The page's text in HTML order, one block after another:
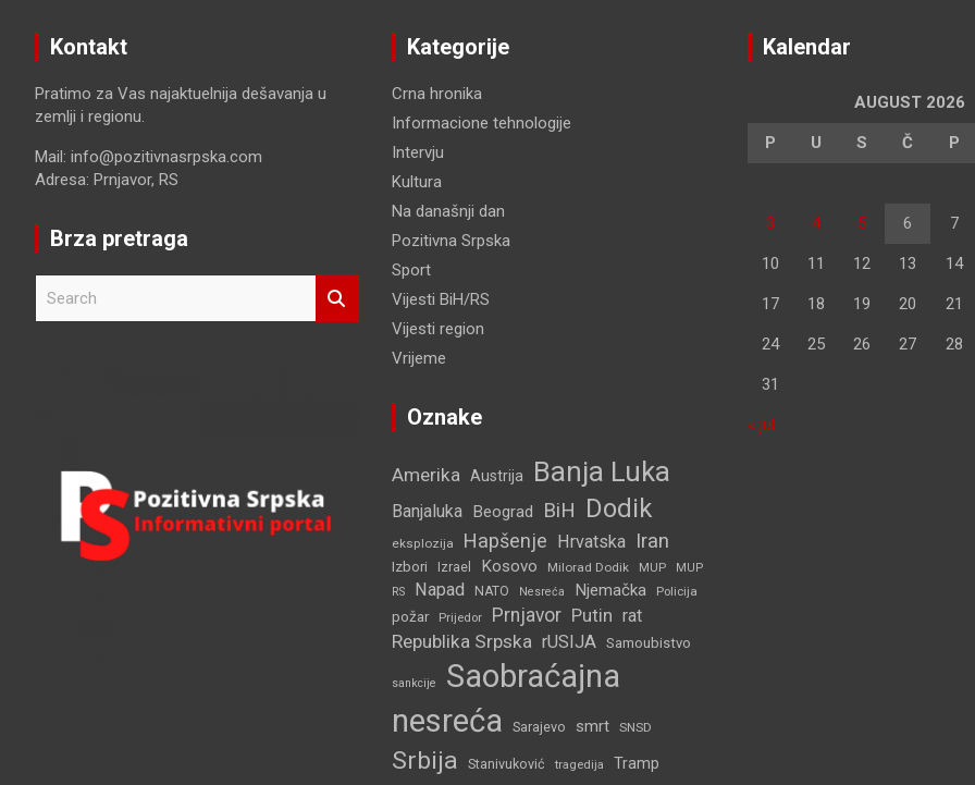
Kontakt
Pratimo za Vas najaktuelnija dešavanja u
zemlji i regionu.
Mail: info@pozitivnasrpska.com
Adresa: Prnjavor, RS
Brza pretraga
Kategorije
Crna hronika
Informacione tehnologije
Intervju
Kultura
Na današnji dan
Pozitivna Srpska
Sport
Vijesti BiH/RS
Vijesti region
Vrijeme
Oznake
Amerika Austrija Banja Luka
Banjaluka Beograd BiH Dodik
eksplozija Hapšenje Hrvatska Iran
Izbori Izrael Kosovo Milorad Dodik MUP
MUP
RS
Napad NATO Nesreća Njemačka Policija
požar Prijedor Prnjavor Putin rat
Republika Srpska rUSIJA Samoubistvo
sankcije
Saobraćajna
nesreća
Sarajevo smrt SNSD
Srbija Stanivuković tragedija Tramp
Kalendar
AUGUST 2026
P U S Č P
3 4 5 6 7
10 11 12 13 14
17 18 19 20 21
24 25 26 27 28
31
« jul